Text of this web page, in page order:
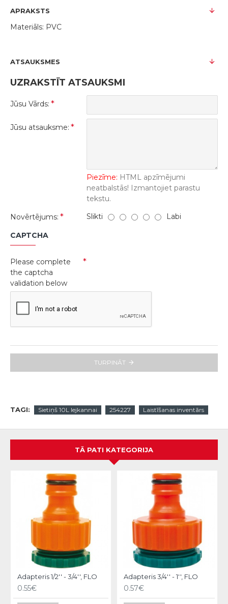
APRAKSTS
Materiāls: PVC
ATSAUKSMES
UZRAKSTĪT ATSAUKSMI
Jūsu Vārds:
Jūsu atsauksme:
Piezīme: HTML apzīmējumi
neatbalstās! Izmantojiet parastu
tekstu.
Novērtējums:
Slikti Labi
CAPTCHA
Please complete
the captcha
validation below
TURPINĀT
TAGI: Sietiņš 10L lejkannai 254227 Laistīšanas inventārs
TĀ PATI KATEGORIJA
Adapteris 1/2'' - 3/4'', FLO
0.55€
Adapteris 3/4'' - 1'', FLO
0.57€